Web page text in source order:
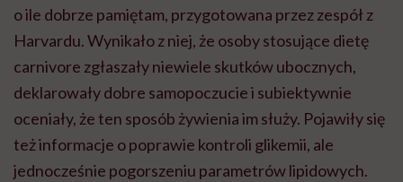
o ile dobrze pamiętam, przygotowana przez zespół z
Harvardu. Wynikało z niej, że osoby stosujące dietę
carnivore zgłaszały niewiele skutków ubocznych,
deklarowały dobre samopoczucie i subiektywnie
oceniały, że ten sposób żywienia im służy. Pojawiły się
też informacje o poprawie kontroli glikemii, ale
jednocześnie pogorszeniu parametrów lipidowych.